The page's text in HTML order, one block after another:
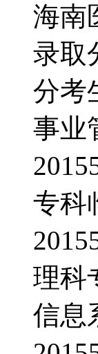
海南
录取
分考
事业
专科
理科
信息